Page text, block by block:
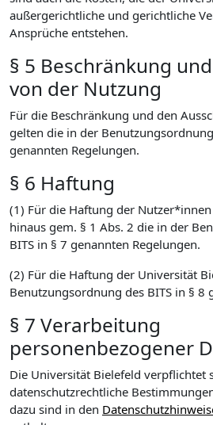
außergerichtliche und gerichtliche
Ansprüche entstehen.
§ 5 Beschränkung
von der Nutzung
Für die Beschränkung und den
gelten die in der
genannten Regelungen.
§ 6 Haftung
(1) Für die Haftung der
hinaus gem. § 1 Abs. 2 die in der
BITS in § 7 genannten Regelungen.
(2) Für die Haftung der Universität
Benutzungsordnung des BITS in § 8
§ 7 Verarbeitung
personenbezogener
Die Universität Bielefeld verpflichtet
datenschutzrechtliche
dazu sind in den